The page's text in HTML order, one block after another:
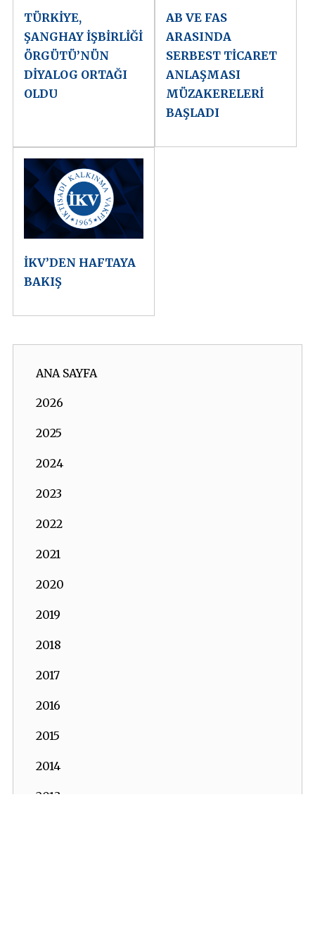
TÜRKİYE,
ŞANGHAY İŞBİRLİĞİ
ÖRGÜTÜ’NÜN
DİYALOG ORTAĞI
OLDU
AB VE FAS
ARASINDA
SERBEST TİCARET
ANLAŞMASI
MÜZAKERELERİ
BAŞLADI
İKV’DEN HAFTAYA
BAKIŞ
ANA SAYFA
2026
2025
2024
2023
2022
2021
2020
2019
2018
2017
2016
2015
2014
2013